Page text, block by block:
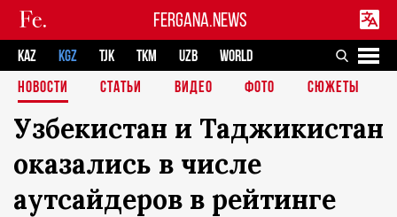
FERGANA.NEWS
KAZ KGZ TJK TKM UZB
WORLD
НОВОСТИ
СТАТЬИ ВИДЕО ФОТО СЮЖЕТЫ
Узбекистан и Таджикистан
оказались в числе
аутсайдеров в рейтинге